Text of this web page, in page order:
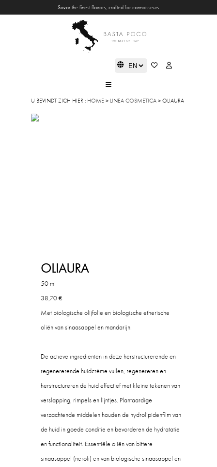
Savor the finest flavors, crafted for connoisseurs.
U BEVINDT ZICH HIER : HOME > LINEA COSMETICA > OLIAURA
OLIAURA
50 ml
38,70 €
Met biologische olijfolie en biologische etherische
oliën van sinaasappel en mandarijn.
De actieve ingrediënten in deze herstructurerende en
regenererende huidcrème vullen, regenereren en
herstructureren de huid effectief met kleine tekenen van
verslapping, rimpels en lijntjes. Plantaardige
verzachtende middelen houden de hydrolipidenfilm van
de huid in goede conditie en bevorderen de hydratatie
en functionaliteit. Essentiële oliën van bittere
sinaasappel (neroli) en van biologische sinaasappel en